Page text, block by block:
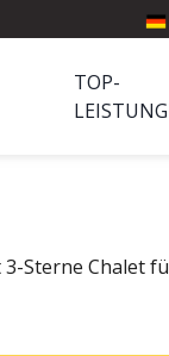
TOP-
Sterne Chalet